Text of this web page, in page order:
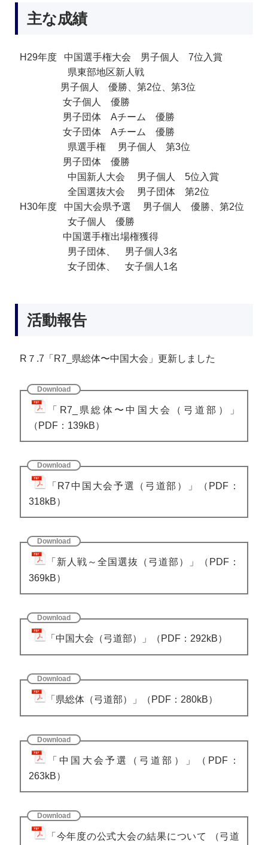
主な成績
H29年度 中国選手権大会 男子個人 7位入賞
県東部地区新人戦
男子個人 優勝、第2位、第3位
女子個人 優勝
男子団体 Aチーム 優勝
女子団体 Aチーム 優勝
県選手権 男子個人 第3位
男子団体 優勝
中国新人大会 男子個人 5位入賞
全国選抜大会 男子団体 第2位
H30年度 中国大会県予選 男子個人 優勝、第2位
女子個人 優勝
中国選手権出場権獲得
男子団体、 男子個人3名
女子団体、 女子個人1名
活動報告
R７.7「R7_県総体〜中国大会」更新しました
「R7_県総体〜中国大会（弓道部）」
（PDF：139kB）
「R7中国大会予選（弓道部）」（PDF：
318kB）
「新人戦～全国選抜（弓道部）」（PDF：
369kB）
「中国大会（弓道部）」（PDF：292kB）
「県総体（弓道部）」（PDF：280kB）
「中国大会予選（弓道部）」（PDF：
263kB）
「今年度の公式大会の結果について （弓道